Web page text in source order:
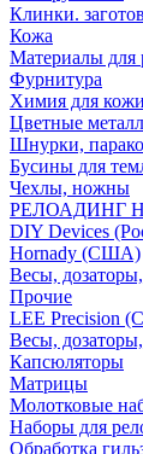
Клинки.
Кожа
Материалы для
Фурнитура
Химия для
Цветные
Шнурки,
Бусины для
Чехлы, ножны
РЕЛОАДИНГ
DIY Devices
Hornady (США)
Весы,
Прочие
LEE Precision
Весы,
Капсюляторы
Матрицы
Молотковые
Наборы для
Обработка